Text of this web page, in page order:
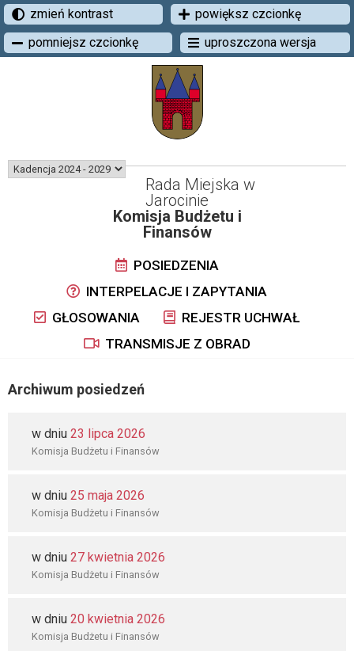
zmień kontrast
powiększ czcionkę
pomniejsz czcionkę
uproszczona wersja
Rada Miejska w
Jarocinie
Komisja Budżetu i
Finansów
POSIEDZENIA
INTERPELACJE I ZAPYTANIA
GŁOSOWANIA
REJESTR UCHWAŁ
TRANSMISJE Z OBRAD
Archiwum posiedzeń
w dniu 23 lipca 2026
Komisja Budżetu i Finansów
w dniu 25 maja 2026
Komisja Budżetu i Finansów
w dniu 27 kwietnia 2026
Komisja Budżetu i Finansów
w dniu 20 kwietnia 2026
Komisja Budżetu i Finansów